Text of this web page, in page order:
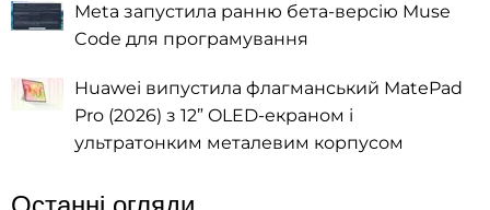
Meta запустила ранню бета-версію Muse
Code для програмування
Huawei випустила флагманський MatePad
Pro (2026) з 12” OLED-екраном і
ультратонким металевим корпусом